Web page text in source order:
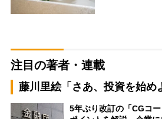
注目の著者・連載
藤川里絵「さあ、投資を始め
5年ぶり改訂の「CGコ